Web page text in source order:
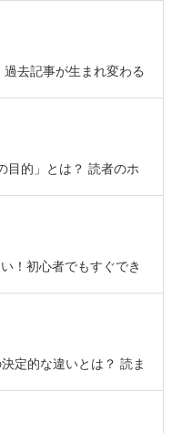
グ
去記事が生まれ変わる
目的」とは？ 読者のホ
！初心者でもすぐでき
定的な違いとは？ 読ま